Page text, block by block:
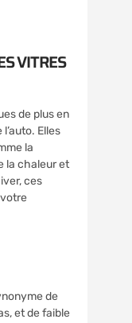
VITRES
de plus en
Elles
la
la chaleur et
ces
de
et de faible